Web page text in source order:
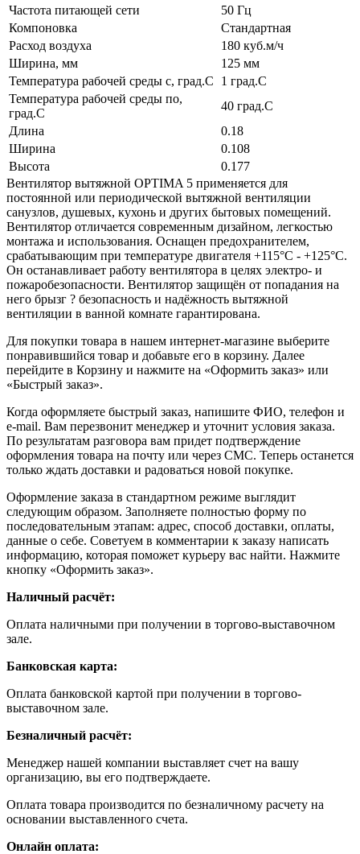
Частота питающей сети
50 Гц
Компоновка
Стандартная
Расход воздуха
180 куб.м/ч
Ширина, мм
125 мм
Температура рабочей среды с, град.C
1 град.C
Температура рабочей среды по,
град.C
40 град.C
Длина
0.18
Ширина
0.108
Высота
0.177
Вентилятор вытяжной OPTIMA 5 применяется для
постоянной или периодической вытяжной вентиляции
санузлов, душевых, кухонь и других бытовых помещений.
Вентилятор отличается современным дизайном, легкостью
монтажа и использования. Оснащен предохранителем,
срабатывающим при температуре двигателя +115°C - +125°C.
Он останавливает работу вентилятора в целях электро- и
пожаробезопасности. Вентилятор защищён от попадания на
него брызг ? безопасность и надёжность вытяжной
вентиляции в ванной комнате гарантирована.
Для покупки товара в нашем интернет-магазине выберите
понравившийся товар и добавьте его в корзину. Далее
перейдите в Корзину и нажмите на «Оформить заказ» или
«Быстрый заказ».
Когда оформляете быстрый заказ, напишите ФИО, телефон и
e-mail. Вам перезвонит менеджер и уточнит условия заказа.
По результатам разговора вам придет подтверждение
оформления товара на почту или через СМС. Теперь останется
только ждать доставки и радоваться новой покупке.
Оформление заказа в стандартном режиме выглядит
следующим образом. Заполняете полностью форму по
последовательным этапам: адрес, способ доставки, оплаты,
данные о себе. Советуем в комментарии к заказу написать
информацию, которая поможет курьеру вас найти. Нажмите
кнопку «Оформить заказ».
Наличный расчёт:
Оплата наличными при получении в торгово-выставочном
зале.
Банковская карта:
Оплата банковской картой при получении в торгово-
выставочном зале.
Безналичный расчёт:
Менеджер нашей компании выставляет счет на вашу
организацию, вы его подтверждаете.
Оплата товара производится по безналичному расчету на
основании выставленного счета.
Онлайн оплата: